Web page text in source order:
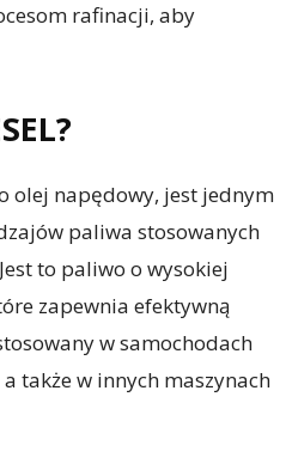
rafinacji, aby
olej napędowy, jest jednym
paliwa stosowanych
to paliwo o wysokiej
zapewnia efektywną
w samochodach
także w innych maszynach